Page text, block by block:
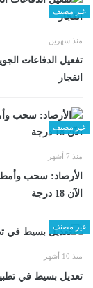
غير مصنف
منذ شهرين
تفعيل الدفاعات
انفجار
غير مصنف
منذ 7 أشهر
الأرصاد: سحب
الآن 18 درجة
غير مصنف
منذ 10 أشهر
تعديل بسيط في